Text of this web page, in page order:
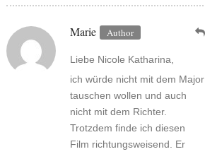
Marie
Liebe Nicole Katharina,
ich würde nicht mit dem Major
tauschen wollen und auch
nicht mit dem Richter.
Trotzdem finde ich diesen
Film richtungsweisend. Er